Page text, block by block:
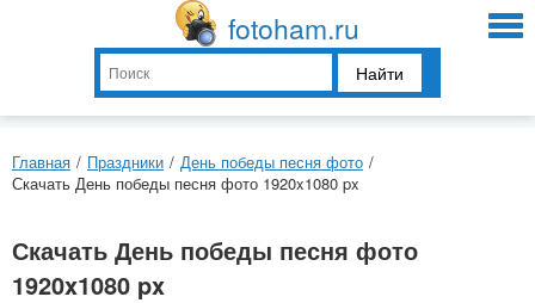
fotoham.ru
Найти
Главная / Праздники / День победы песня фото /
Скачать День победы песня фото 1920x1080 px
Скачать День победы песня фото
1920x1080 px